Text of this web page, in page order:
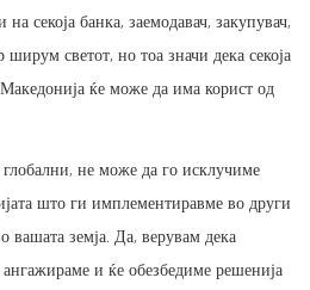
секоја банка, заемодавач, закупувач,
светот, но тоа значи дека секоја
ќе може да има корист од
не може да го исклучиме
што ги имплементиравме во други
вашата земја. Да, верувам дека
и ќе обезбедиме решенија